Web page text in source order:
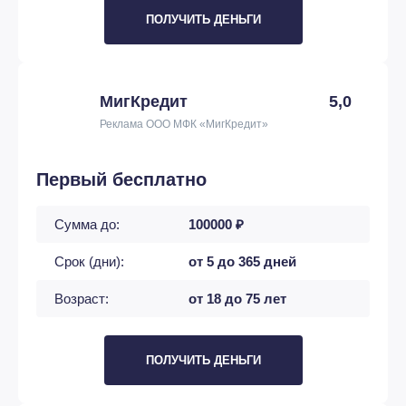
ПОЛУЧИТЬ ДЕНЬГИ
МигКредит 5,0
Реклама ООО МФК «МигКредит»
Первый бесплатно
Сумма до: 100000 ₽
Срок (дни): от 5 до 365 дней
Возраст: от 18 до 75 лет
ПОЛУЧИТЬ ДЕНЬГИ